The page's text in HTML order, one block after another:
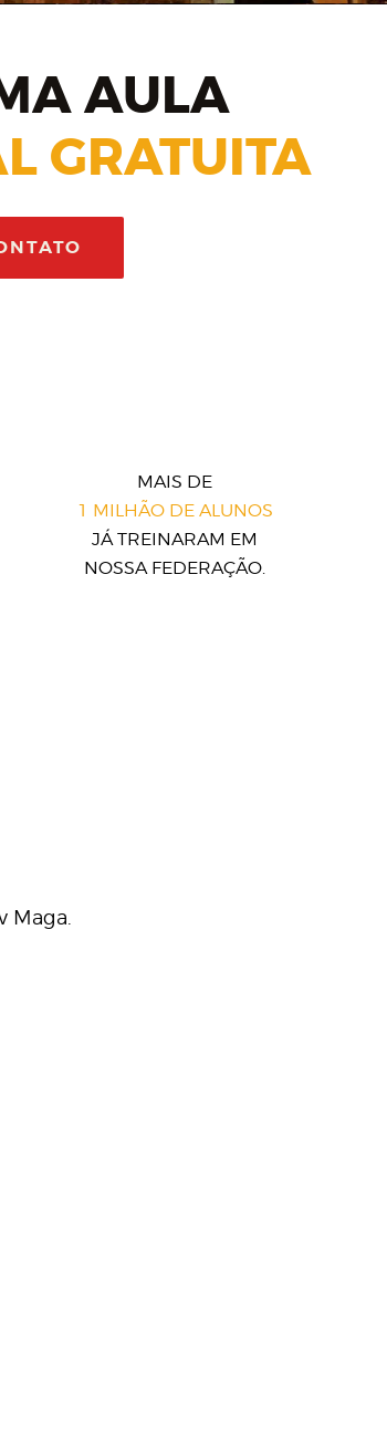
AULA
GRATUITA
MAIS DE
1 MILHÃO DE ALUNOS
JÁ TREINARAM EM
NOSSA FEDERAÇÃO.
Maga.